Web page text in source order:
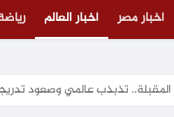
أخبار مصر أخبار العالم
المقبلة.. تذبذب عالمي وصعود